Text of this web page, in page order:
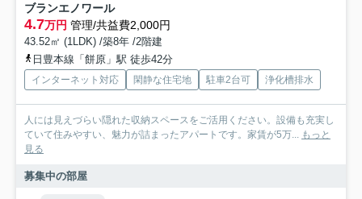
ブランエノワール
4.7万円 管理/共益費2,000円
43.52㎡ (1LDK) /築8年 /2階建
日豊本線「餅原」駅 徒歩42分
インターネット対応 閑静な住宅地 駐車2台可 浄化槽排水
人には見えづらい隠れた収納スペースをご活用ください。設備も充実し
ていて住みやすい、魅力が詰まったアパートです。家賃が5万... もっと
見る
募集中の部屋